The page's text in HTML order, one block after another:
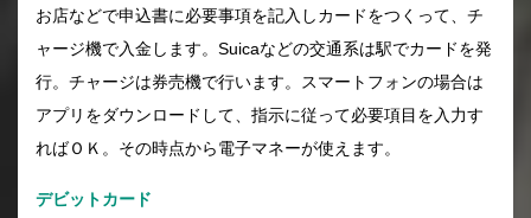
お店などで申込書に必要事項を記入しカードをつくって、チ
ャージ機で入金します。Suicaなどの交通系は駅でカードを発
行。チャージは券売機で行います。スマートフォンの場合は
アプリをダウンロードして、指示に従って必要項目を入力す
ればＯＫ。その時点から電子マネーが使えます。
デビットカード